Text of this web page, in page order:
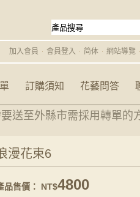
加入會員 會員登入 简体 網站導覽
訂購須知 花藝問答
至外縣市需採用轉單
漫花束6
品售價： NT$4800